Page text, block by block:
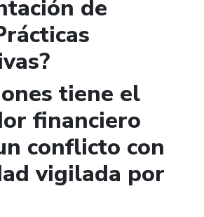
de
tiene el
financiero
conflicto con
vigilada por